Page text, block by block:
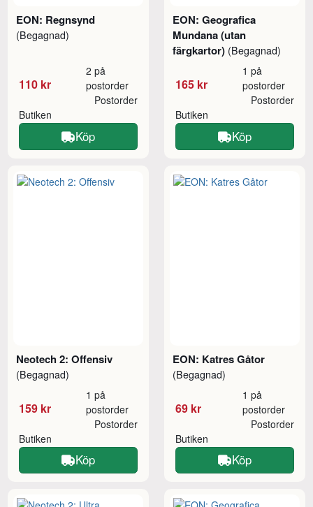
EON: Regnsynd
(Begagnad)
110 kr
2 på
postorder
Butiken
Postorder
Köp
EON: Geografica
Mundana (utan
färgkartor) (Begagnad)
165 kr
1 på
postorder
Butiken
Postorder
Köp
Neotech 2: Offensiv
(Begagnad)
159 kr
1 på
postorder
Butiken
Postorder
Köp
EON: Katres Gåtor
(Begagnad)
69 kr
1 på
postorder
Butiken
Postorder
Köp